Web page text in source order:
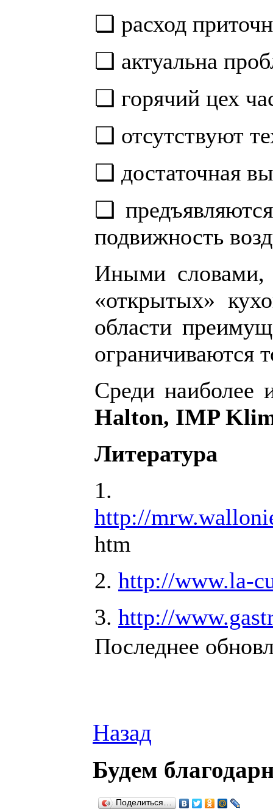
❏ расход
❏ актуальна
❏ горячий цех
❏ отсутствуют
❏ достаточная
❏
подвижность
Иными словами,
«открытых»
области
ограничиваются
Среди наиболее
Halton, IMP
Литература
1.
http://
htm
2. http://www.la-
3. http://
Последнее
Назад
Будем
Поделиться…